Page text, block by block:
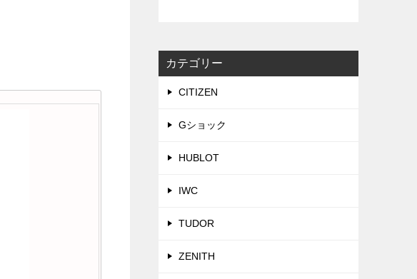
カテゴリー
CITIZEN
Gショック
HUBLOT
IWC
TUDOR
ZENITH